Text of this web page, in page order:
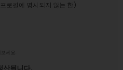
로필에 명시되지 않는 한)
세요.
산됩니다.